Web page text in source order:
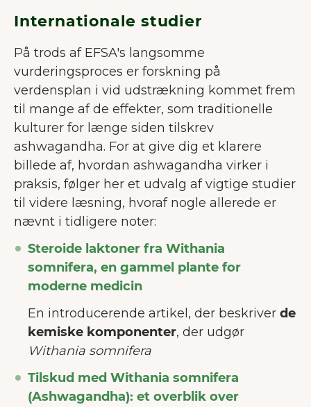
Internationale studier
På trods af EFSA's langsomme
vurderingsproces er forskning på
verdensplan i vid udstrækning kommet frem
til mange af de effekter, som traditionelle
kulturer for længe siden tilskrev
ashwagandha. For at give dig et klarere
billede af, hvordan ashwagandha virker i
praksis, følger her et udvalg af vigtige studier
til videre læsning, hvoraf nogle allerede er
nævnt i tidligere noter:
Steroide laktoner fra Withania
somnifera, en gammel plante for
moderne medicin
En introducerende artikel, der beskriver de
kemiske komponenter, der udgør
Withania somnifera
Tilskud med Withania somnifera
(Ashwagandha): et overblik over